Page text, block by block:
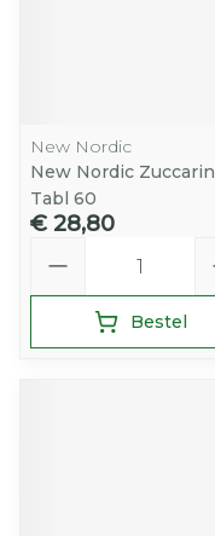
New Nordic
New Nordic Zuccarin
Tabl 60
€ 28,80
Bestel